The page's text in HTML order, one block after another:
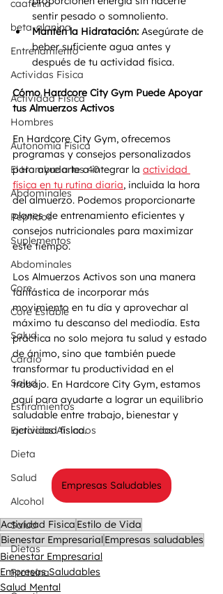
caafeína
beta-alanina
Entrenamiento
Actividas Fisica
Actividad Fisica
Hombres
Autonomía Física
El Hombre a los 40
Abdominales
Péptidos
Suplementos
Abdominales
Core
Core Estable
Salud
Cardio
Salud
Estiramientos
Ejercicios Aislados
Dieta
Salud
Alcohol
Salud
Dietas
Proteína
sentir pesado o somnoliento.
Mantén la Hidratación: Asegúrate de
beber suficiente agua antes y
después de tu actividad física.
Cómo Hardcore City Gym Puede Apoyar
tus Almuerzos Activos
En Hardcore City Gym, ofrecemos
programas y consejos personalizados
para ayudarte a integrar la actividad
física en tu rutina diaria, incluida la hora
del almuerzo. Podemos proporcionarte
planes de entrenamiento eficientes y
consejos nutricionales para maximizar
este tiempo.
Los Almuerzos Activos son una manera
fantástica de incorporar más
movimiento en tu día y aprovechar al
máximo tu descanso del mediodía. Esta
práctica no solo mejora tu salud y estado
de ánimo, sino que también puede
transformar tu productividad en el
trabajo. En Hardcore City Gym, estamos
aquí para ayudarte a lograr un equilibrio
saludable entre trabajo, bienestar y
actividad física.
Empresas Saludables
Actividad Fisica Estilo de Vida
Bienestar Empresarial Empresas saludables
Bienestar Empresarial
Empresas Saludables
Salud Mental